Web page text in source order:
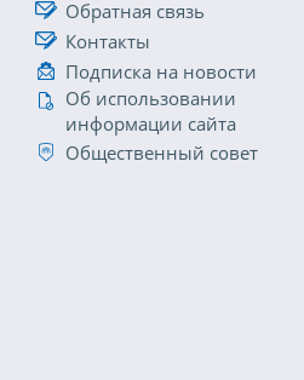
Обратная связь
Контакты
Подписка на новости
Об использовании
информации сайта
Общественный совет